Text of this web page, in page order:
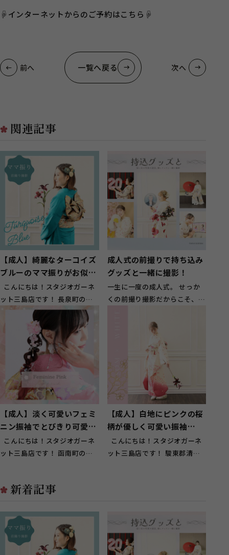
☟インターネットからのご予約はこちら☟
前へ 一覧へ戻る 次へ
関連記事
【成人】綺麗なターコイズ
ブルーのママ振りがお似合
いのお嬢様【長泉町】
こんにちは！スタジオガーネ
ット三島店です！ 長泉町のお
客様に多くご来店頂いておりま
成人式の前撮りで持ち込み
グッズと一緒に撮影！
一生に一度の成人式。 せっか
くの前撮り撮影だからこそ、振
【成人】淡く可愛いフェミ
ニン振袖でとびきり可愛
く！【函南町】
こんにちは！スタジオガーネ
ット三島店です！ 函南町のお
【成人】白地にピンクの桜
柄が優しく可愛い振袖
❀【駿東郡清水町】
こんにちは！スタジオガーネ
ット三島店です！ 駿東郡清水
新着記事